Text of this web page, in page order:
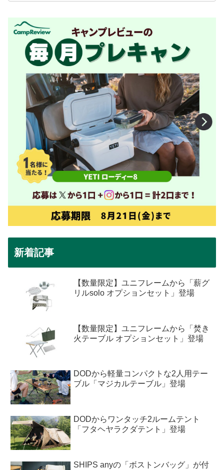
新着記事
【数量限定】ユニフレームから「薪グ
リルsolo オプションセット」登場
【数量限定】ユニフレームから「焚き
火テーブル オプションセット」登場
DODから軽量コンパクトな2人用テー
ブル「マジカルテーブル」登場
DODからワンタッチ2ルームテント
「フタヘヤラクダテント」登場
SHIPS anyの「ボストンバッグ」が付